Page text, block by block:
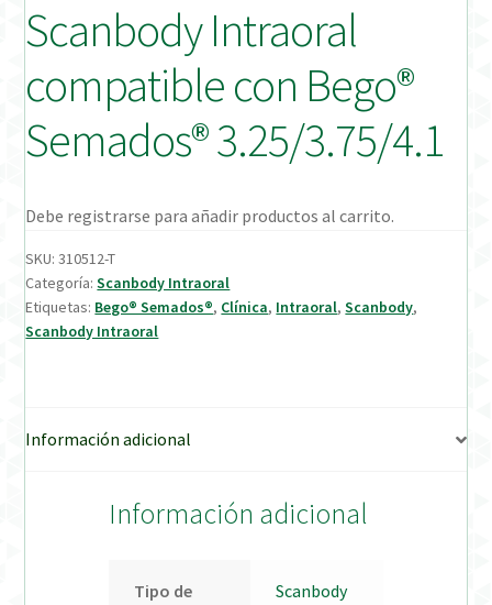
Mi cuenta
On-line Store
Productos Favoritos
Verification Required
Welcome to DELTA Abutments | Tienda Online!
Scanbody Intraoral
compatible con Bego®
Semados® 3.25/3.75/4.1
Debe registrarse para añadir productos al carrito.
SKU:310512-T
Categoría:Scanbody Intraoral
Etiquetas: Bego® Semados®, Clínica, Intraoral,Scanbody,
Scanbody Intraoral
Información adicional
Información adicional
Tipo de
Scanbody